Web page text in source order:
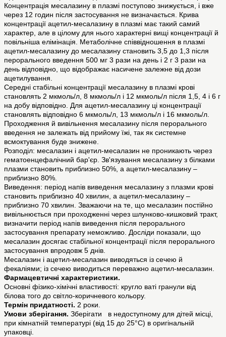
Концентрація месалазину в плазмі поступово знижується, і вже
через 12 годин після застосування не визначається. Крива
концентрації ацетил-месалазину в плазмі має такий самий
характер, але в цілому для нього характерні вищі концентрації й
повільніша елімінація. Метаболічне співвідношення в плазмі
ацетил-месалазину до месалазину становить 3,5 до 1,3 після
перорального введення 500 мг 3 рази на день і 2 г 3 рази на
день відповідно, що відображає насичене залежне від дози
ацетилування.
Середні стабільні концентрації месалазину в плазмі крові
становлять 2 мкмоль/л, 8 мкмоль/л і 12 мкмоль/л після 1,5, 4 і 6 г
на добу відповідно. Для ацетил-месалазину ці концентрації
становлять відповідно 6 мкмоль/л, 13 мкмоль/л і 16 мкмоль/л.
Проходження й вивільнення месалазину після перорального
введення не залежать від прийому їжі, так як системне
всмоктування буде знижене.
Розподіл: месалазин і ацетил-месалазин не проникають через
гематоенцефалічний бар'єр. Зв'язування месалазину з білками
плазми становить приблизно 50%, а ацетил-месалазину –
приблизно 80%.
Виведення: період напів виведення месалазину з плазми крові
становить приблизно 40 хвилин, а ацетил-месалазину –
приблизно 70 хвилин. Зважаючи на те, що месалазин постійно
вивільнюється при проходженні через шлунково-кишковий тракт,
визначити період напів виведення після перорального
застосування препарату неможливо. Досліди показали, що
месалазин досягає стабільної концентрації після перорального
застосування впродовж 5 днів.
Месалазин і ацетил-месалазин виводяться із сечею й
фекаліями; із сечею виводиться переважно ацетил-месалазин.
Фармацевтичні характеристики.
Основні фізико-хімічні властивості: кругло ваті гранули від
білова того до світло-коричневого кольору.
Термін придатності. 2 роки.
Умови зберігання. Зберігати в недоступному для дітей місці,
при кімнатній температурі (від 15 до 25°С) в оригінальній
упаковці.